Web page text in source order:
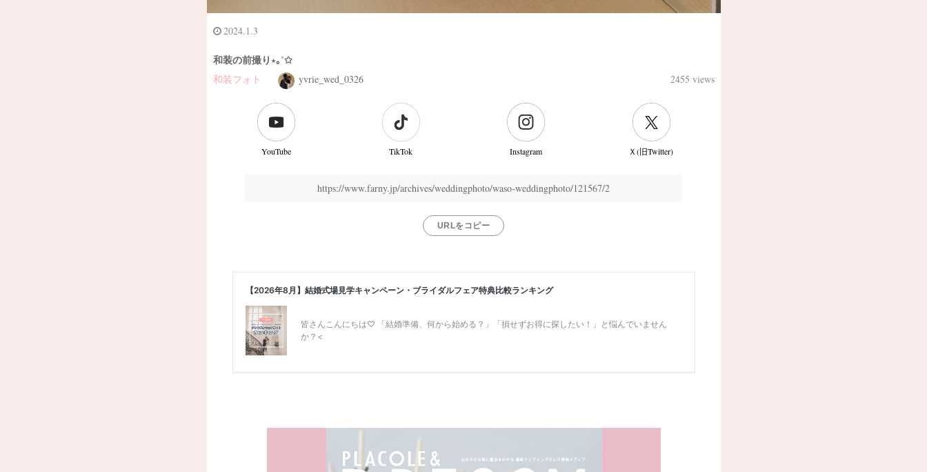
2024.1.3
和装の前撮り⋆｡˚✩
和装フォト yvrie_wed_0326 2455 views
YouTube TikTok Instagram Ｘ(旧Twitter)
https://www.farny.jp/archives/weddingphoto/waso-weddingphoto/121567/2
URLをコピー